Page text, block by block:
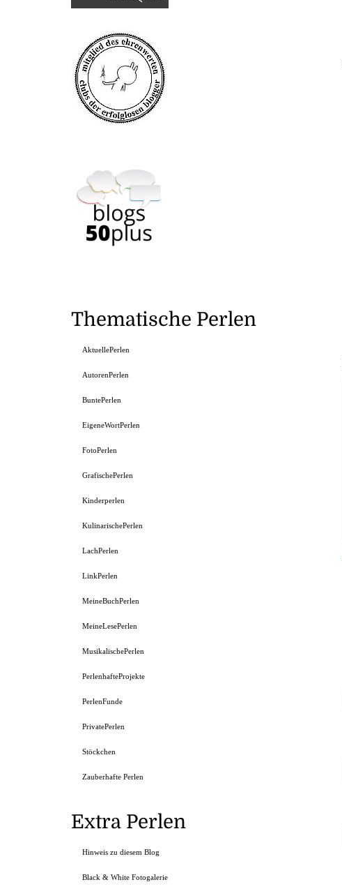
Thematische Perlen
AktuellePerlen
AutorenPerlen
BuntePerlen
EigeneWortPerlen
FotoPerlen
GrafischePerlen
Kinderperlen
KulinarischePerlen
LachPerlen
LinkPerlen
MeineBuchPerlen
MeineLesePerlen
MusikalischePerlen
PerlenhafteProjekte
PerlenFunde
PrivatePerlen
Stöckchen
Zauberhafte Perlen
Extra Perlen
Hinweis zu diesem Blog
Black & White Fotogalerie